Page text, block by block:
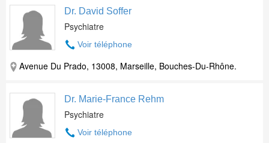
Dr. David Soffer
Psychiatre
Voir téléphone
Avenue Du Prado, 13008, Marseille, Bouches-Du-Rhône.
Dr. Marie-France Rehm
Psychiatre
Voir téléphone